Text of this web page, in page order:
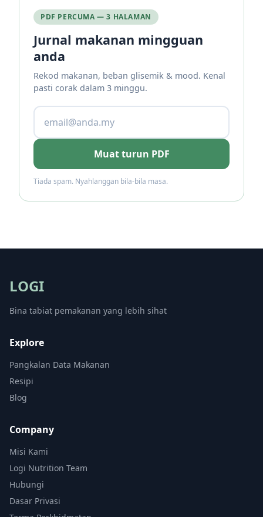
PDF PERCUMA — 3 HALAMAN
Jurnal makanan mingguan
anda
Rekod makanan, beban glisemik & mood. Kenal
pasti corak dalam 3 minggu.
Muat turun PDF
Tiada spam. Nyahlanggan bila-bila masa.
LOGI
Bina tabiat pemakanan yang lebih sihat
Explore
Pangkalan Data Makanan
Resipi
Blog
Company
Misi Kami
Logi Nutrition Team
Hubungi
Dasar Privasi